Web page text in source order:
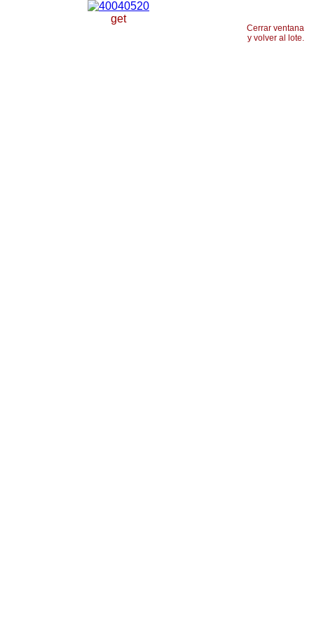
Cerrar ventana
y volver al lote.
get